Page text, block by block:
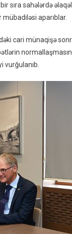
sıra sahələrdə
aparıblar.
cari münaqişə